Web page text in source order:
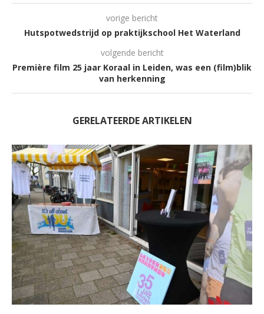
vorige bericht
Hutspotwedstrijd op praktijkschool Het Waterland
volgende bericht
Première film 25 jaar Koraal in Leiden, was een (film)blik
van herkenning
GERELATEERDE ARTIKELEN